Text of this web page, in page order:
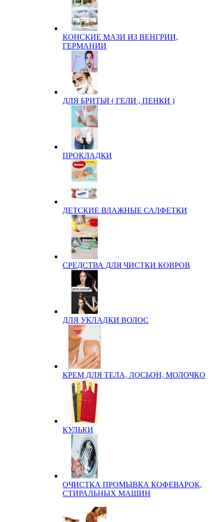
КОНСКИЕ МАЗИ ИЗ ВЕНГРИИ,
ГЕРМАНИИ
ДЛЯ БРИТЬЯ ( ГЕЛИ , ПЕНКИ )
ПРОКЛАДКИ
ДЕТСКИЕ ВЛАЖНЫЕ САЛФЕТКИ
СРЕДСТВА ДЛЯ ЧИСТКИ КОВРОВ
ДЛЯ УКЛАДКИ ВОЛОС
КРЕМ ДЛЯ ТЕЛА, ЛОСЬОН, МОЛОЧКО
КУЛЬКИ
ОЧИСТКА ПРОМЫВКА КОФЕВАРОК,
СТИРАЛЬНЫХ МАШИН